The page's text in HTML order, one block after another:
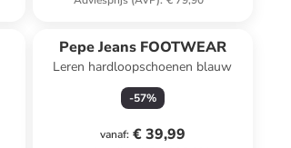
Pepe Jeans FOOTWEAR
Leren hardloopschoenen blauw
-57%
vanaf: € 39,99